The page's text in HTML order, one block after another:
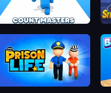
Prison Life